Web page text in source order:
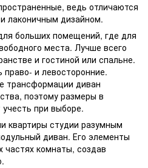
ведь отличаются
лаконичным дизайном.
больших помещений, где для
места. Лучше всего
и гостиной или спальне.
и левосторонние.
трансформации диван
поэтому размеры в
при выборе.
квартиры студии разумным
диван. Его элементы
частях комнаты, создав